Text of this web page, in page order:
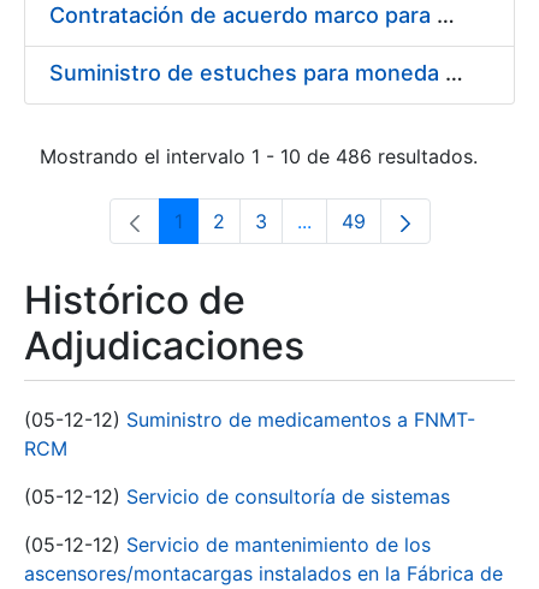
Contratación de acuerdo marco para el Suministro de Material de Electricidad para la Fábrica Nacional de Moneda y Timbre-Real Casa de la Moneda en su centro de trabajo de Burgos
Suministro de estuches para moneda de 30 €
Mostrando el intervalo 1 - 10 de 486 resultados.
Página
1 Página
2 Página
3 ...Páginas intermedias Use
Página
49
Histórico de
Adjudicaciones
(05-12-12) Suministro de medicamentos a FNMT-
RCM
(05-12-12) Servicio de consultoría de sistemas
(05-12-12) Servicio de mantenimiento de los
ascensores/montacargas instalados en la Fábrica de